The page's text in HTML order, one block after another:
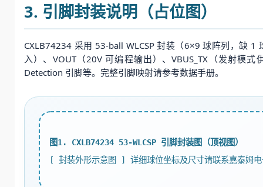
3. 引脚封装说明（占位图）
CXLB74234 采用 53-ball WLCSP 封装（6×9 球阵列，缺
入）、VOUT（20V 可编程输出）、VBUS_TX（发射模式
Detection 引脚等。完整引脚映射请参考数据手册。
图1. CXLB74234 53-WLCSP 引脚封装图（顶视图）
[ 封装外形示意图 ] 详细球位坐标及尺寸请联系嘉泰姆电